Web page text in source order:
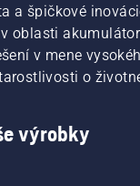
a špičkové
oblasti
v mene
o
výrobky